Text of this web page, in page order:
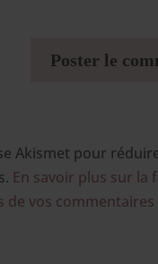
Akismet pour
En savoir plus sur la
de vos